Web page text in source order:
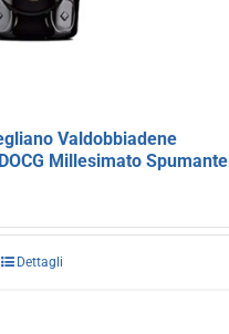
Valdobbiadene
Millesimato Spumante
Dettagli